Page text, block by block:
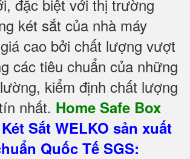
đặc biệt với thị trường
két sắt của nhà máy
cao bởi chất lượng vượt
các tiêu chuẩn của những
kiểm định chất lượng
nhất. Home Safe Box
Sắt WELKO sản xuất
Quốc Tế SGS: